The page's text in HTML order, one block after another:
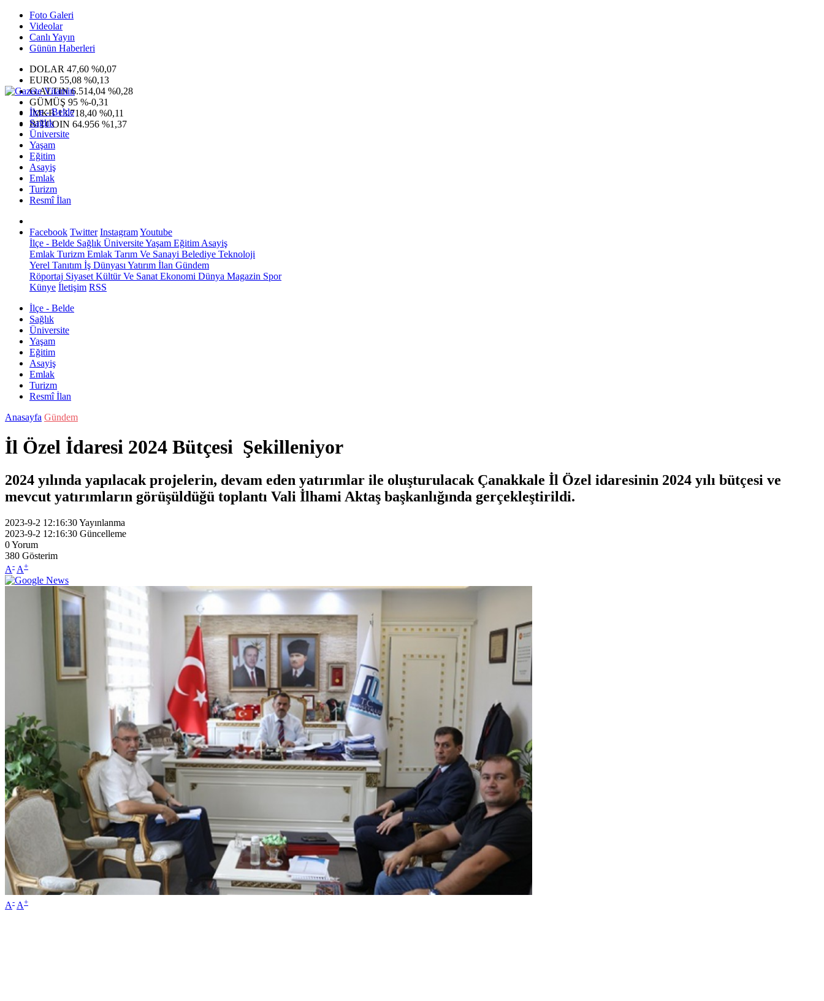
Foto Galeri
Videolar
Canlı Yayın
Günün Haberleri
DOLAR 47,60 %0,07
EURO 55,08 %0,13
G.ALTIN6.514,04 %0,28
GÜMÜŞ 95 %-0,31
IMKB13.718,40 %0,11
BITCOIN 64.956 %1,37
İlçe - Belde
Sağlık
Üniversite
Yaşam
Eğitim
Asayiş
Emlak
Turizm
Resmî İlan
Facebook Twitter InstagramYoutube
İlçe - Belde Sağlık ÜniversiteYaşam Eğitim Asayiş
Emlak Turizm Emlak Tarım Ve Sanayi Belediye Teknoloji
Yerel Tanıtım İş Dünyası Yatırım İlan Gündem
Röportaj Siyaset Kültür Ve Sanat Ekonomi Dünya Magazin Spor
Künye İletişim RSS
İlçe - Belde
Sağlık
Üniversite
Yaşam
Eğitim
Asayiş
Emlak
Turizm
Resmî İlan
Anasayfa Gündem
İl Özel İdaresi 2024 Bütçesi Şekilleniyor
2024 yılında yapılacak projelerin, devam eden yatırımlar ile oluşturulacak Çanakkale İl Özel idaresinin 2024 yılı bütçesi ve
mevcut yatırımların görüşüldüğü toplantı Vali İlhami Aktaş başkanlığında gerçekleştirildi.
2023-9-2 12:16:30Yayınlanma
2023-9-2 12:16:30 Güncelleme
0Yorum
380 Gösterim
A- A+
A- A+